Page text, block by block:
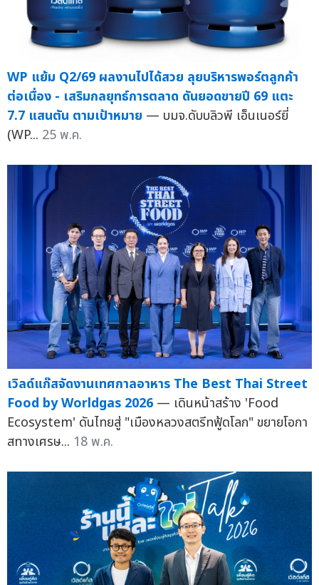
WP แย้ม Q2/69 ผลงานไปได้สวย ลุยบริหารพอร์ตลูกค้า
ต่อเนื่อง - เสริมกลยุทธ์การตลาด ดันยอดขายปี 69 แตะ
7.7 แสนตัน ตามเป้าหมาย — บมจ.ดับบลิวพี เอ็นเนอร์ยี่
(WP... 25 พ.ค.
เวิลด์แก๊สจัดงานเทศกาลอาหาร The Best Thai Street
Food by Worldgas 2026 — เดินหน้าสร้าง 'Food
Ecosystem' ดันไทยสู่ "เมืองหลวงสตรีทฟู้ดโลก" ขยายโอกา
สทางเศรษ... 18 พ.ค.